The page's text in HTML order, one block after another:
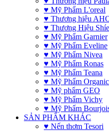
♥ Mỹ Phẩm L'oreal
♥ Thương hiệu
♥ Thương Hiệu
♥ Mỹ Phẩm Garnier
♥ Mỹ Phẩm Eveline
♥ Mỹ Phẩm Nivea
♥ Mỹ Phẩm Ronas
♥ Mỹ Phẩm Teana
♥ Mỹ Phẩm
♥ Mỹ phẩm GEO
♥ Mỹ Phẩm Vichy
♥ Mỹ Phẩm
SẢN PHẨM KHÁC
♥ Nến thơm Tesori